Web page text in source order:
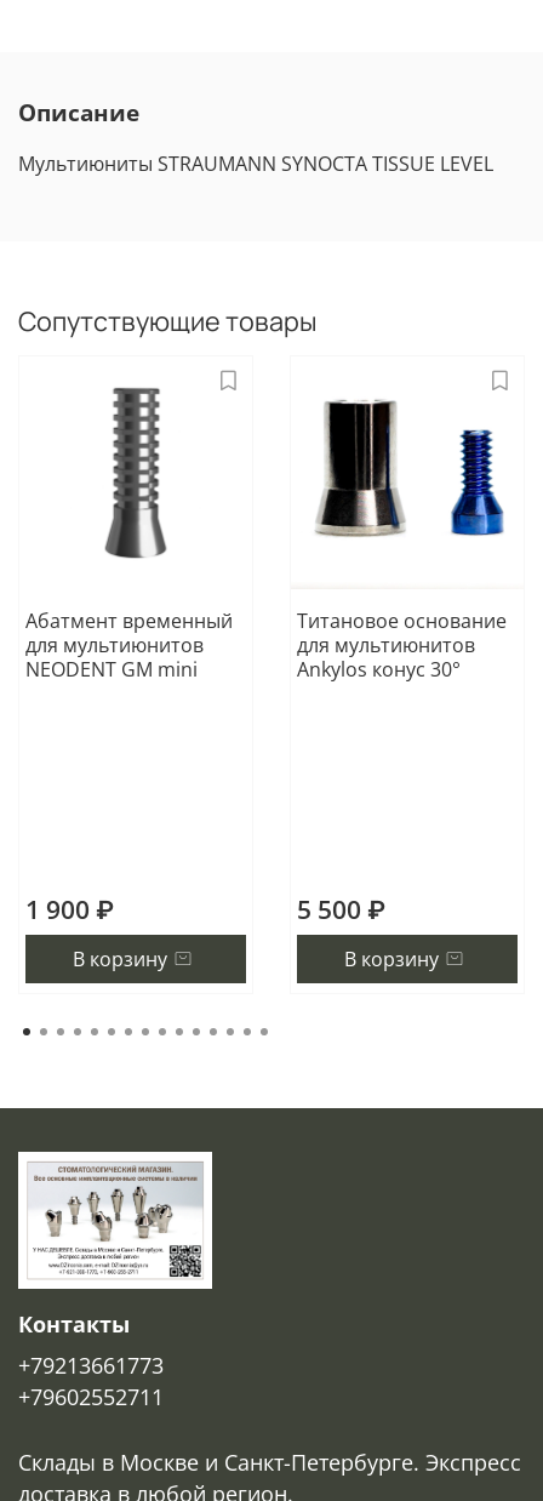
Описание
Мультиюниты STRAUMANN SYNOCTA TISSUE LEVEL
Сопутствующие товары
Абатмент временный
для мультиюнитов
NEODENT GM mini
1 900 ₽
В корзину
Титановое основание
для мультиюнитов
Ankylos конус 30°
5 500 ₽
В корзину
Контакты
+79213661773
+79602552711
Склады в Москве и Санкт-Петербурге. Экспресс
доставка в любой регион.